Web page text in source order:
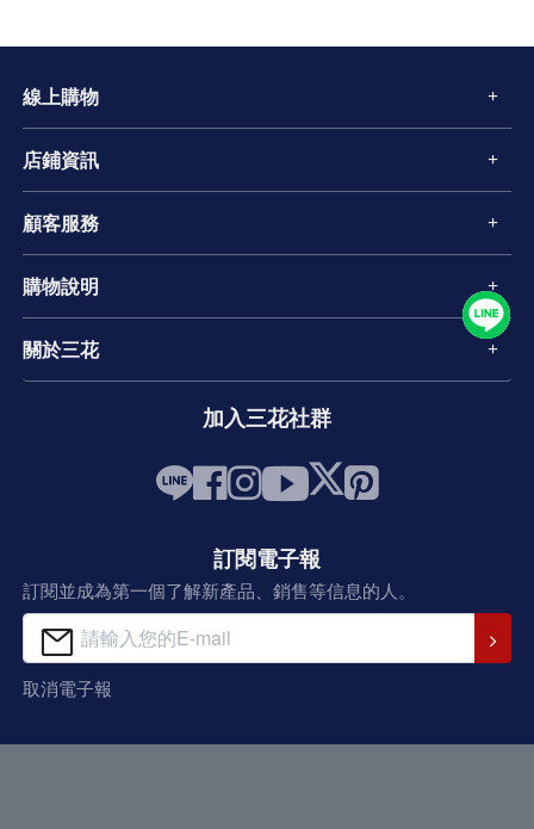
線上購物
店鋪資訊
顧客服務
購物說明
關於三花
加入三花社群
訂閱電子報
訂閱並成為第一個了解新產品、銷售等信息的人。
取消電子報